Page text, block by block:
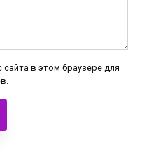
в этом браузере для